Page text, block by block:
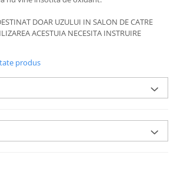
DOAR UZULUI IN SALON DE CATRE
ACESTUIA NECESITA INSTRUIRE
produs